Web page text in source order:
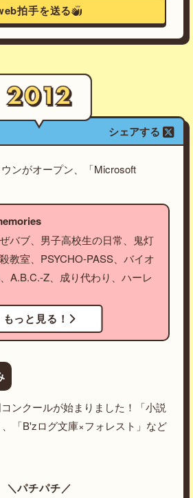
拍手を送る
シェアする
ンがオープン、「Microsoft
バブ、男子高校生の日常、鬼灯
教室、PSYCHO-PASS、バイオ
A.B.C.-Z、成り代わり、ハーレ
もっと見る！
ンクールが始まりました！「小説
「B'zログ文庫×フォレスト」など
＼パチパチ／